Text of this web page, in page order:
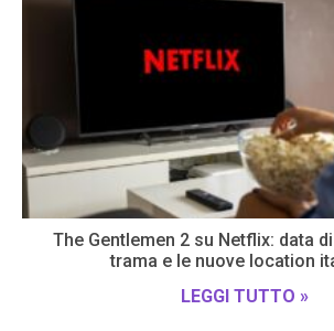
The Gentlemen 2 su Netflix: data
trama e le nuove location
LEGGI TUTTO »